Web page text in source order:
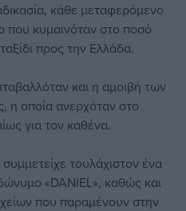
κάθε μεταφερόμενο
που κυμαινόταν στο ποσό
προς την Ελλάδα.
και η αμοιβή των
η οποία ανερχόταν στο
για τον καθένα.
τουλάχιστον ένα
«DANIEL», καθώς και
που παραμένουν στην